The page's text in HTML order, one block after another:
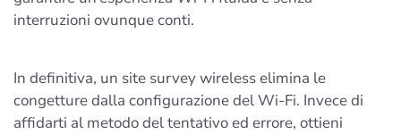
interruzioni ovunque conti.
In definitiva, un site survey wireless elimina le
congetture dalla configurazione del Wi-Fi. Invece di
affidarti al metodo del tentativo ed errore, ottieni